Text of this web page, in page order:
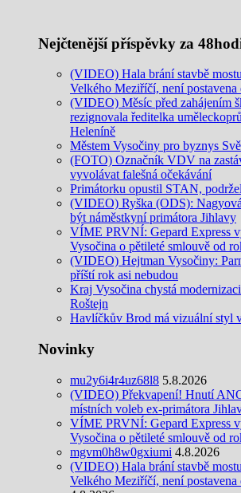
Nejčtenější příspěvky za
(VIDEO) Hala brání stavbě
Velkého Meziříčí, není postavena
(VIDEO) Měsíc před zahájením
rezignovala ředitelka
Heleníně
Městem Vysočiny pro byznys
(FOTO) Označník VDV na
vyvolávat falešná očekávání
Primátorku opustil STAN,
(VIDEO) Ryška (ODS):
být náměstkyní primátora Jihlavy
VÍME PRVNÍ: Gepard Express
Vysočina o pětileté smlouvě od
(VIDEO) Hejtman Vysočiny:
příští rok asi nebudou
Kraj Vysočina chystá
Roštejn
Havlíčkův Brod má vizuální styl
Novinky
mu2y6i4r4uz68l8 5.8.2026
(VIDEO) Překvapení! Hnutí
místních voleb ex-primátora
VÍME PRVNÍ: Gepard Express
Vysočina o pětileté smlouvě od
mgvm0h8w0gxiumi 4.8.2026
(VIDEO) Hala brání stavbě
Velkého Meziříčí, není postavena